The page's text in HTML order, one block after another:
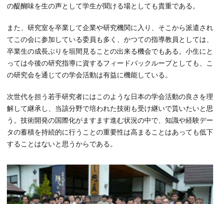
の醍醐味を生の声として学生が聞ける場としても貴重である。
また、研究室を卒業して企業や研究機関に入り、そこから派遣され
てこの会に参加している委員も多く、かつての指導教員としては、
卒業生の成長ぶりを垣間見ることの出来る機会でもある。小生にと
っては今後の研究指導に資するフィードバックループとしても、こ
の研究会を通じての学会活動は有益に機能している。
次世代を担う若手研究者にはこのような日本の学会活動の良さを理
解して継承し、当該分野で培われた技術も受け継いで貰いたいと思
う。技術開発の国際化がますます進む状況の中で、知識や経験デー
タの蓄積を持続的に行うことの重要性は高まることはあっても低下
することはないと思うからである。